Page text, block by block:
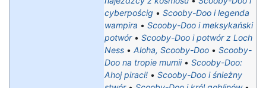
cyberpościg • Scooby-Doo i legenda
wampira • Scooby-Doo i meksykański
potwór• Scooby-Doo i potwór z Loch
Ness • Aloha, Scooby-Doo • Scooby-
Doo na tropie mumii• Scooby-Doo:
Ahoj piraci! • Scooby-Doo i śnieżny